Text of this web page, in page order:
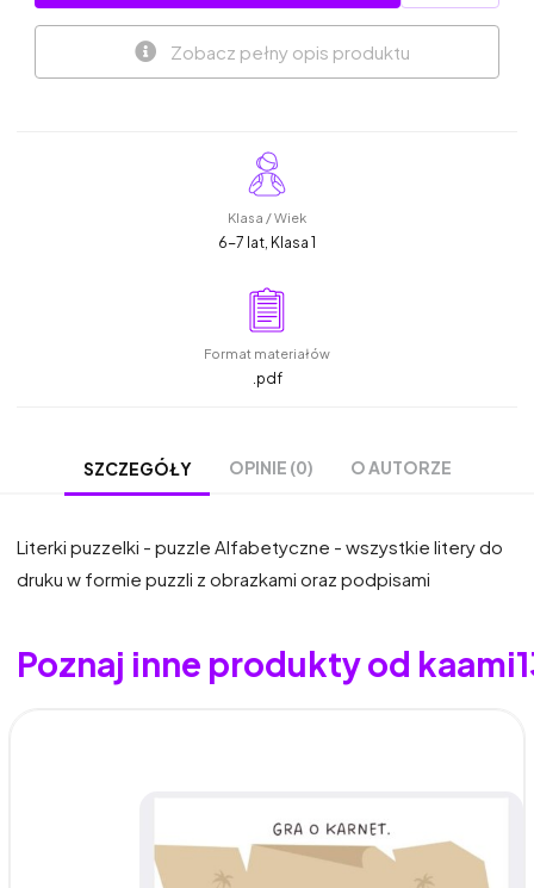
Zobacz pełny opis produktu
Klasa / Wiek
6-7 lat, Klasa 1
Format materiałów
.pdf
SZCZEGÓŁY OPINIE (0) O AUTORZE
Literki puzzelki - puzzle Alfabetyczne - wszystkie litery do
druku w formie puzzli z obrazkami oraz podpisami
Poznaj inne produkty od